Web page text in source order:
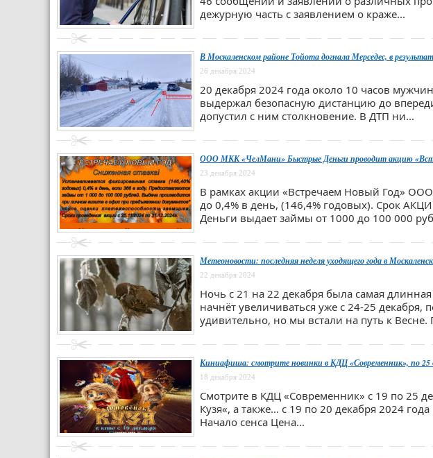
дежурную часть с заявлением о краже...
В Москаленском районе Тойота догнала Мерседес, в
26 декабря 2024
20 декабря 2024 года около 10 часов
выдержал безопасную дистанцию до
допустил с ним столкновение. В ДТП ни...
ООО МКК «ЧелМани» Быстрые Деньги проводит акцию
23 декабря 2024
В рамках акции «Встречаем Новый Год»
до 0,4% в день, (146,4% годовых). Срок
Деньги выдает займы от 1000 до 100 000
Метеоновости: последняя неделя уходящего года в
22 декабря 2024
Ночь с 21 на 22 декабря была самая
начнёт увеличиваться уже с 24-25 декабря,
удивительно, но мы встали на путь к Весне.
Киниафиша: смотрите новинки в КДЦ «Современник», по 25
18 декабря 2024
Смотрите в КДЦ «Современник» с 19 по 25
Кузя«, а также… с 19 по 20 декабря 2024
Начало сенса Цена...